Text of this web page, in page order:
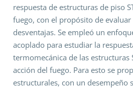
respuesta de estructuras de piso
fuego, con el propósito de
desventajas. Se empleó un
acoplado para estudiar la
termomecánica de las estructuras
acción del fuego. Para esto se
estructurales, con un desempeño